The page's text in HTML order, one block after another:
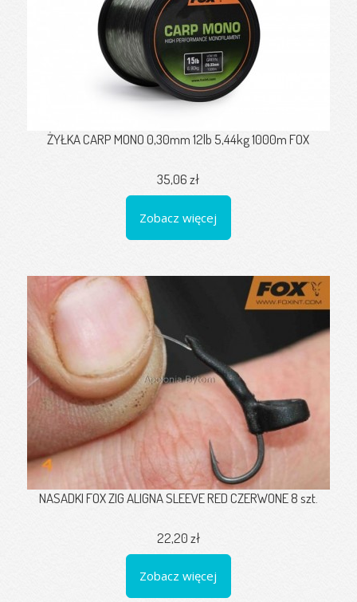
ŻYŁKA CARP MONO 0,30mm 12lb 5,44kg 1000m FOX
35,06 zł
Zobacz więcej
NASADKI FOX ZIG ALIGNA SLEEVE RED CZERWONE 8 szt.
22,20 zł
Zobacz więcej